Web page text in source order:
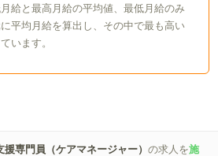
給と最高月給の平均値、最低月給のみ
平均月給を算出し、その中で最も高い
います。
援専門員（ケアマネージャー）の求人を施